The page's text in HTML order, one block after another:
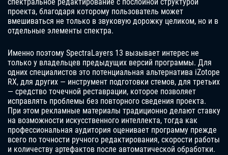
проекта, благодаря которому пользователь может
вмешиваться не только в звуковую дорожку целиком, но и в
отдельные элементы спектра.
Именно поэтому SpectraLayers 13 вызывает интерес не
только у владельцев предыдущих версий программы. Для
одних специалистов это потенциальная альтернатива iZotope
RX, для других — инструмент подготовки стемов, для третьих
— средство точечной реставрации, которое позволяет
исправлять проблемы без повторного сведения проекта.
При этом рекламные материалы традиционно делают ставку
на возможности искусственного интеллекта, тогда как
профессиональная аудитория оценивает программу прежде
всего по точности ручного редактирования, скорости работы
и количеству артефактов после автоматической обработки.